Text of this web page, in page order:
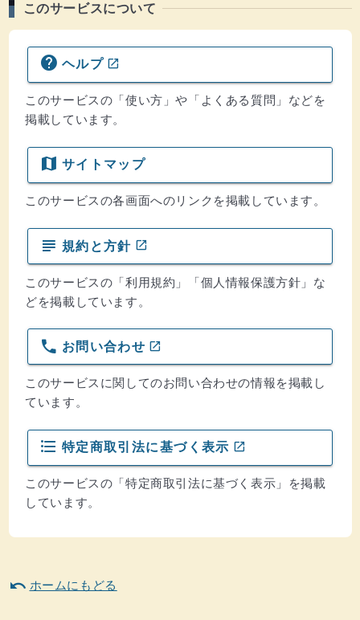
このサービスについて
help ヘルプ open_in_new
このサービスの「使い方」や「よくある質問」などを
掲載しています。
map サイトマップ
このサービスの各画面へのリンクを掲載しています。
subject 規約と方針 open_in_new
このサービスの「利用規約」「個人情報保護方針」な
どを掲載しています。
phone お問い合わせ open_in_new
このサービスに関してのお問い合わせの情報を掲載し
ています。
format_list_bulleted 特定商取引法に基づく表示 open_in_new
このサービスの「特定商取引法に基づく表示」を掲載
しています。
undo ホームにもどる